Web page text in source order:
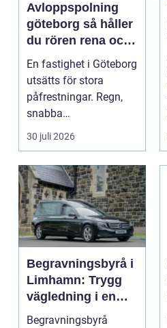
Avloppspolning
göteborg så håller
du rören rena och
trygga året runt
En fastighet i Göteborg
utsätts för stora
påfrestningar. Regn,
snabba
temperaturväxlingar
och äldre ...
30 juli 2026
Begravningsbyrå i
Limhamn: Trygg
vägledning i en
svår tid
Begravningsbyrå